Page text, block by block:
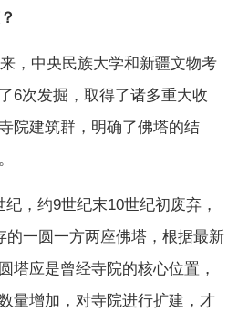
，中央民族大学和新疆文物考
6次发掘，取得了诸多重大收
院建筑群，明确了佛塔的结
约9世纪末10世纪初废弃，
的一圆一方两座佛塔，根据最新
塔应是曾经寺院的核心位置，
量增加，对寺院进行扩建，才